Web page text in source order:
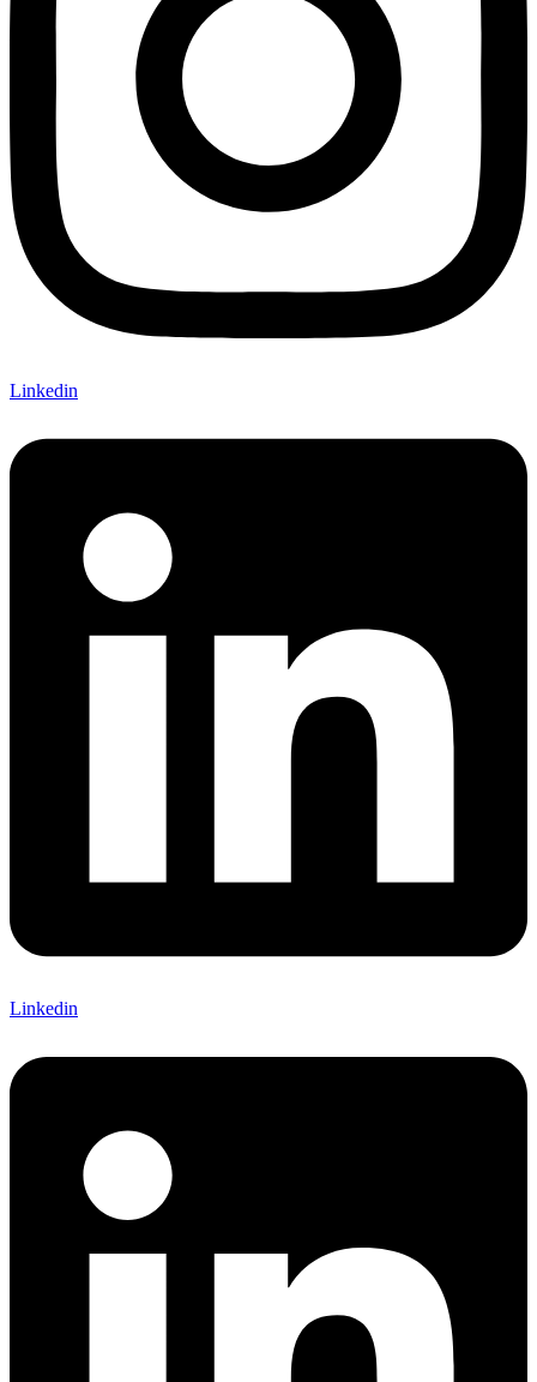
Linkedin
Linkedin